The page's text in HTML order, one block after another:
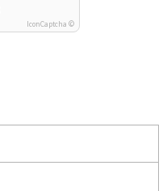
IconCaptcha ©